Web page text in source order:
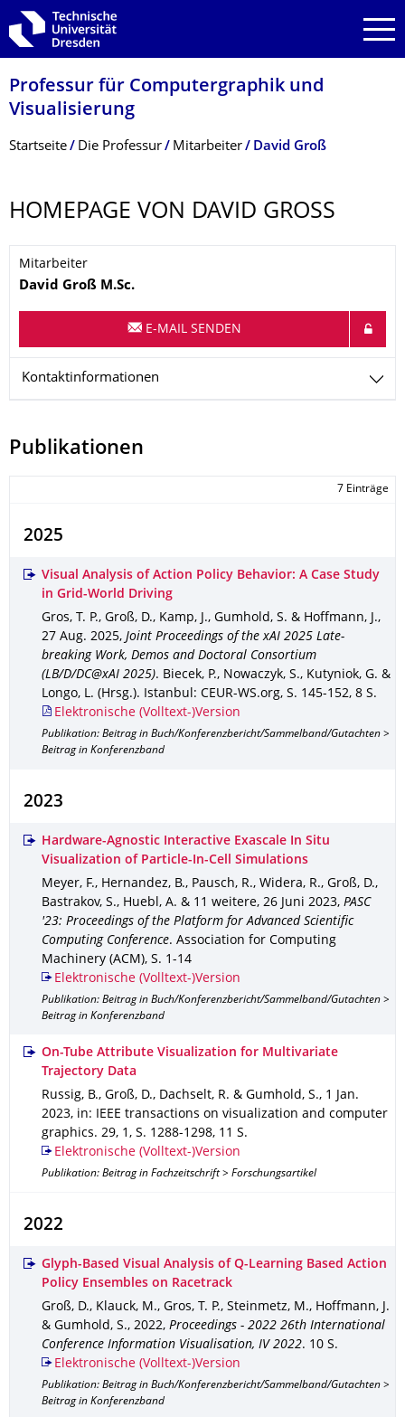
Zur Hauptnavigation springen
Zur Suche springen
Zum Inhalt springen
Professur für Computergraphik und
Visualisierung
Breadcrumb-Menü
Startseite Die Professur Mitarbeiter David Groß
HOMEPAGE VON DAVID GROSS
Mitarbeiter
Name
David Groß M.Sc.
E-MAIL SENDEN
Kontaktinformationen
Publikationen
7 Einträge
2025
Visual Analysis of Action Policy Behavior: A Case Study
in Grid-World Driving
Gros, T. P., Groß, D., Kamp, J., Gumhold, S. & Hoffmann, J.,
27 Aug. 2025, Joint Proceedings of the xAI 2025 Late-
breaking Work, Demos and Doctoral Consortium
(LB/D/DC@xAI 2025). Biecek, P., Nowaczyk, S., Kutyniok, G. &
Longo, L. (Hrsg.). Istanbul : CEUR-WS.org, S. 145-152, 8 S.
Elektronische (Volltext-)Version
Publikation: Beitrag in Buch/Konferenzbericht/Sammelband/Gutachten >
Beitrag in Konferenzband
2023
Hardware-Agnostic Interactive Exascale In Situ
Visualization of Particle-In-Cell Simulations
Meyer, F., Hernandez, B., Pausch, R., Widera, R., Groß, D.,
Bastrakov, S., Huebl, A. & 11 weitere, 26 Juni 2023, PASC
'23: Proceedings of the Platform for Advanced Scientific
Computing Conference. Association for Computing
Machinery (ACM), S. 1-14
Elektronische (Volltext-)Version
Publikation: Beitrag in Buch/Konferenzbericht/Sammelband/Gutachten >
Beitrag in Konferenzband
On-Tube Attribute Visualization for Multivariate
Trajectory Data
Russig, B., Groß, D., Dachselt, R. & Gumhold, S., 1 Jan.
2023, in: IEEE transactions on visualization and computer
graphics. 29, 1 , S. 1288-1298, 11 S.
Elektronische (Volltext-)Version
Publikation: Beitrag in Fachzeitschrift > Forschungsartikel
2022
Glyph-Based Visual Analysis of Q-Learning Based Action
Policy Ensembles on Racetrack
Groß, D., Klauck, M., Gros, T. P., Steinmetz, M., Hoffmann, J.
& Gumhold, S., 2022, Proceedings - 2022 26th International
Conference Information Visualisation, IV 2022. 10 S.
Elektronische (Volltext-)Version
Publikation: Beitrag in Buch/Konferenzbericht/Sammelband/Gutachten >
Beitrag in Konferenzband